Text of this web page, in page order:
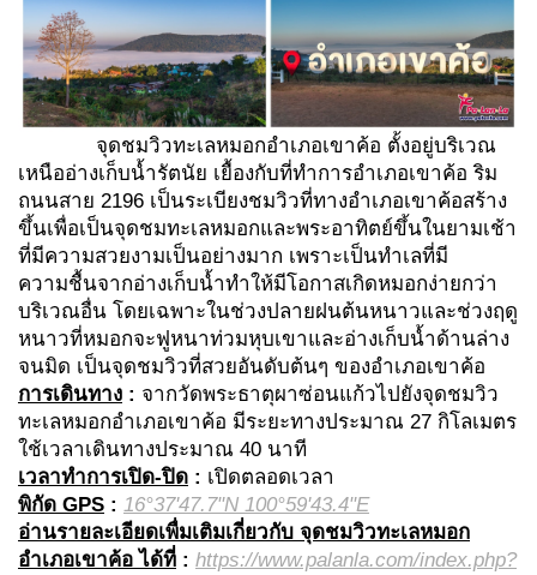
จุดชมวิวทะเลหมอกอำเภอเขาค้อ ตั้งอยู่บริเวณ
เหนืออ่างเก็บน้ำรัตนัย เยื้องกับที่ทำการอำเภอเขาค้อ ริม
ถนนสาย 2196 เป็นระเบียงชมวิวที่ทางอำเภอเขาค้อสร้าง
ขึ้นเพื่อเป็นจุดชมทะเลหมอกและพระอาทิตย์ขึ้นในยามเช้า
ที่มีความสวยงามเป็นอย่างมาก เพราะเป็นทำเลที่มี
ความชื้นจากอ่างเก็บน้ำทำให้มีโอกาสเกิดหมอกง่ายกว่า
บริเวณอื่น โดยเฉพาะในช่วงปลายฝนต้นหนาวและช่วงฤดู
หนาวที่หมอกจะฟูหนาท่วมหุบเขาและอ่างเก็บน้ำด้านล่าง
จนมิด เป็นจุดชมวิวที่สวยอันดับต้นๆ ของอำเภอเขาค้อ
การเดินทาง : จากวัดพระธาตุผาซ่อนแก้วไปยังจุดชมวิว
ทะเลหมอกอำเภอเขาค้อ มีระยะทางประมาณ 27 กิโลเมตร
ใช้เวลาเดินทางประมาณ 40 นาที
เวลาทำการเปิด-ปิด : เปิดตลอดเวลา
พิกัด GPS : 16°37'47.7"N 100°59'43.4"E
อ่านรายละเอียดเพื่มเติมเกี่ยวกับ จุดชมวิวทะเลหมอก
อำเภอเขาค้อ ได้ที่ : https://www.palanla.com/index.php?